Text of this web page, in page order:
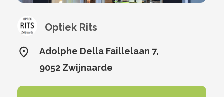
Optiek Rits
Adolphe Della Faillelaan 7,
9052 Zwijnaarde